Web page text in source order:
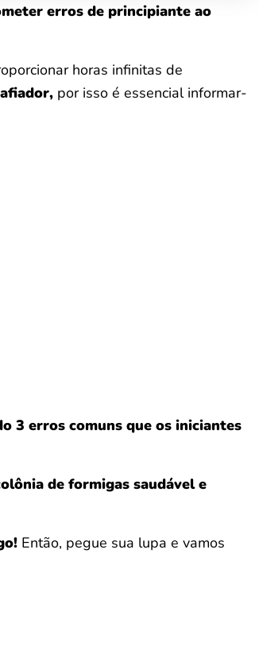
erros de principiante ao
horas infinitas de
por isso é essencial informar-
3 erros comuns que os iniciantes
de formigas saudável e
Então, pegue sua lupa e vamos